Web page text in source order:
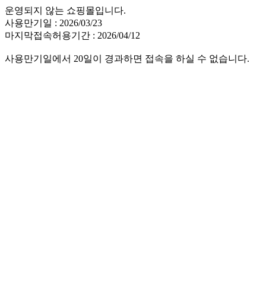
운영되지 않는 쇼핑몰입니다.
사용만기일 : 2026/03/23
마지막접속허용기간 : 2026/04/12
사용만기일에서 20일이 경과하면 접속을 하실 수 없습니다.